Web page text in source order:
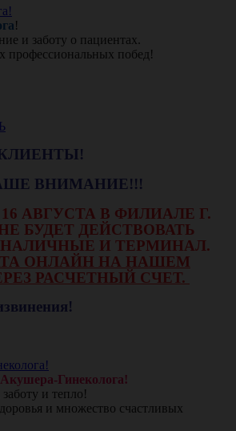
!
и заботу о пациентах.
профессиональных побед!
ВНИМАНИЕ!!!
АВГУСТА В ФИЛИАЛЕ Г.
БУДЕТ ДЕЙСТВОВАТЬ
И ТЕРМИНАЛ.
ОНЛАЙН НА НАШЕМ
РАСЧЕТНЫЙ СЧЕТ.
Акушера-Гинеколога!
и тепло!
и множество счастливых